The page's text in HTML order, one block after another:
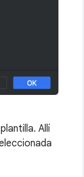
Allí